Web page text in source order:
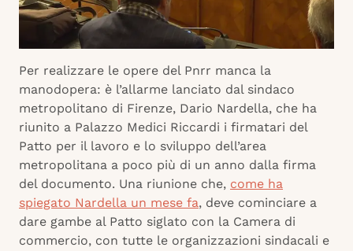
Per realizzare le opere del Pnrr manca la
manodopera: è l’allarme lanciato dal sindaco
metropolitano di Firenze, Dario Nardella, che ha
riunito a Palazzo Medici Riccardi i firmatari del
Patto per il lavoro e lo sviluppo dell’area
metropolitana a poco più di un anno dalla firma
del documento. Una riunione che, come ha
spiegato Nardella un mese fa, deve cominciare a
dare gambe al Patto siglato con la Camera di
commercio, con tutte le organizzazioni sindacali e